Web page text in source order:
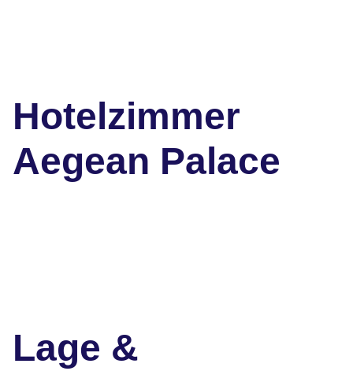
Hotelzimmer
Aegean Palace
Lage &